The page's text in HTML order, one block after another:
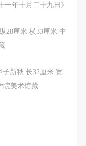
十月二十九日》
28厘米 横33厘米 中
子新秋 长32厘米 宽
院美术馆藏